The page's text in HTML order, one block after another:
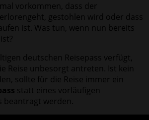
vorkommen, dass der
gestohlen wird oder dass
ist. Was tun, wenn nun bereits
deutschen Reisepass verfügt,
Reise unbesorgt antreten. Ist kein
sollte für die Reise immer ein
statt eines vorläufigen
beantragt werden.